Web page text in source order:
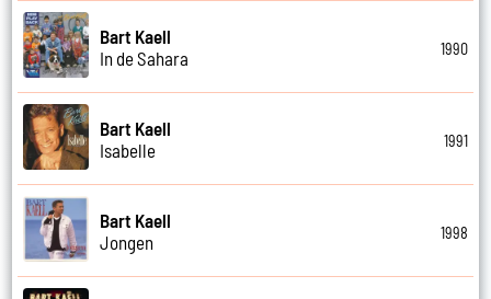
Bart Kaell
In de Sahara
1990
Bart Kaell
Isabelle
1991
Bart Kaell
Jongen
1998